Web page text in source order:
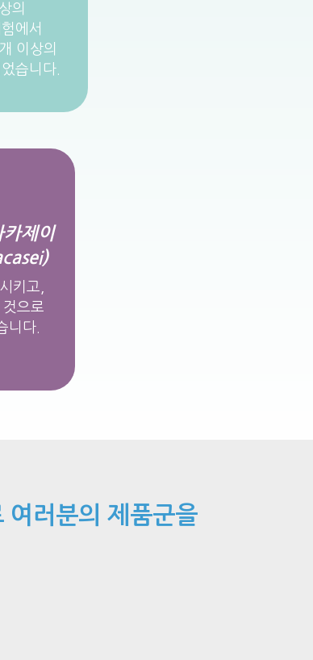
의
에서
이상의
습니다.
카제이
키고,
으로
니다.
여러분의 제품군을